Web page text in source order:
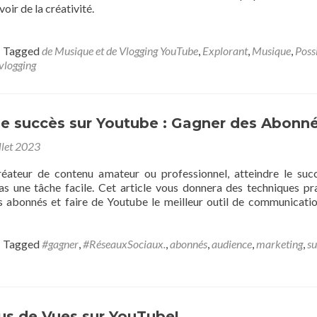
de la créativité.
Taggedde Musique et de Vlogging YouTube, Explorant, Musique,
succès sur Youtube : Gagner des
2023
de contenu amateur ou professionnel, atteindre le
une tâche facile. Cet article vous donnera des techniques
abonnés et faire de Youtube le meilleur outil de
Tagged#gagner,#RéseauxSociaux.,abonnés,audience,marketing,